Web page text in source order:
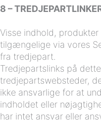
8 –
Visse indhold,
tilgængelige via vores
fra tredjepart.
Tredjepartslinks på
tredjepartswebsteder,
ikke ansvarlige for at
indholdet eller
har intet ansvar eller